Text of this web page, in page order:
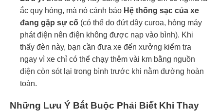
ắc quy hỏng, mà nó cảnh báo Hệ thống sạc của xe
đang gặp sự cố(có thể do đứt dây curoa, hỏng máy
phát điện nên điện không được nạp vào bình). Khi
thấy đèn này, bạn cần đưa xe đến xưởng kiểm tra
ngay vì xe chỉ có thể chạy thêm vài km bằng nguồn
điện còn sót lại trong bình trước khi nằm đường hoàn
toàn.
Những Lưu Ý Bắt Buộc Phải Biết Khi Thay